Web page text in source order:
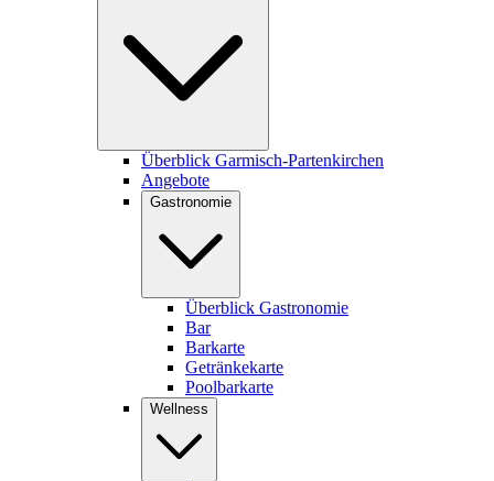
Überblick Garmisch-Partenkirchen
Angebote
Gastronomie
Überblick Gastronomie
Bar
Barkarte
Getränkekarte
Poolbarkarte
Wellness